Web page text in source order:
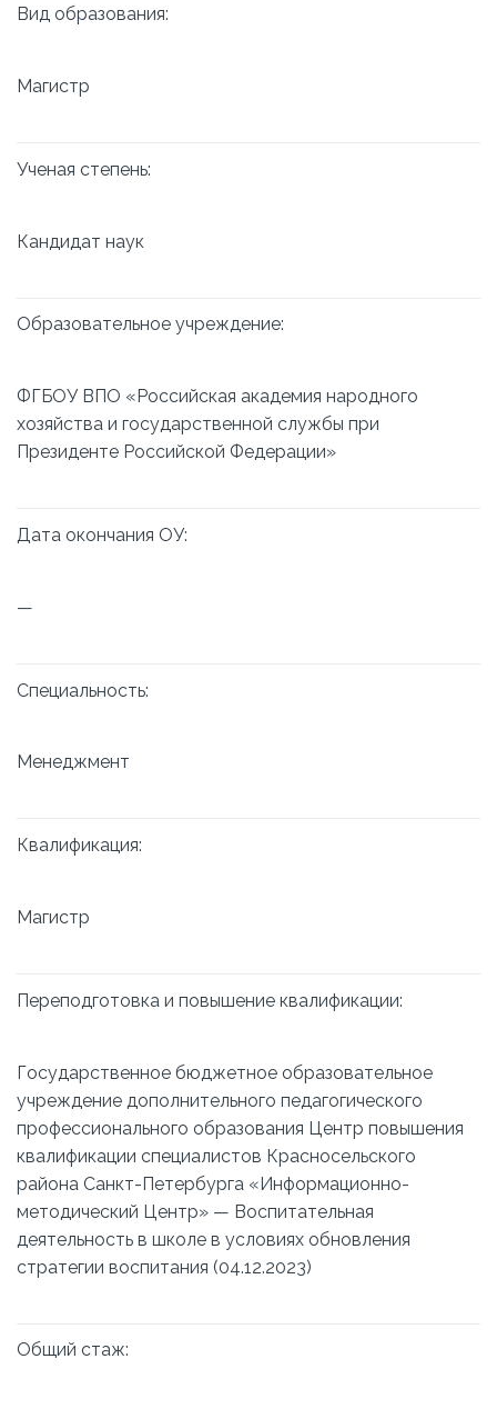
Вид образования:
Магистр
Ученая степень:
Кандидат наук
Образовательное учреждение:
ФГБОУ ВПО «Российская академия народного
хозяйства и государственной службы при
Президенте Российской Федерации»
Дата окончания ОУ:
—
Специальность:
Менеджмент
Квалификация:
Магистр
Переподготовка и повышение квалификации:
Государственное бюджетное образовательное
учреждение дополнительного педагогического
профессионального образования Центр повышения
квалификации специалистов Красносельского
района Санкт-Петербурга «Информационно-
методический Центр» — Воспитательная
деятельность в школе в условиях обновления
стратегии воспитания (04.12.2023)
Общий стаж: